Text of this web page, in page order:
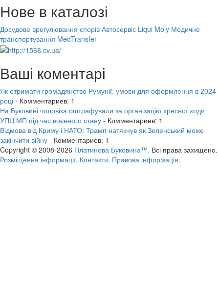
Нове в каталозі
Досудове врегулювання спорів Автосервіс Liqui Moly Медичне
транспортування MedTransfer
Ваші коментарі
Як отримати громадянство Румунії: умови для оформлення в 2024
році - Комментариев: 1
На Буковині чоловіка оштрафували за організацію хресної ходи
УПЦ МП під час воєнного стану - Комментариев: 1
Відмова від Криму і НАТО: Трамп натякнув як Зеленський може
закінчити війну - Комментариев: 1
Copyright © 2008-2026 Платинова Буковина™. Всі права захищено.
Розміщення інформації. Контакти. Правова інформація.